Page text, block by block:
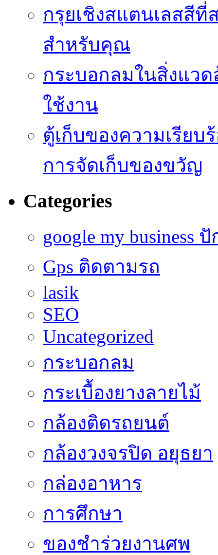
กรุยเชิงสแตนเลสสี
สำหรับคุณ
กระบอกลมในสิ่งแว
ใช้งาน
ตู้เก็บของความเรีย
การจัดเก็บของขวัญ
Categories
google my business
Gps ติดตามรถ
lasik
SEO
Uncategorized
กระบอกลม
กระเบื้องยางลายไม้
กล้องติดรถยนต์
กล้องวงจรปิด อยุธยา
กล่องอาหาร
การศึกษา
ของชำร่วยงานศพ